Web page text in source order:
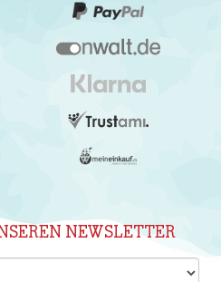
NEWSLETTER